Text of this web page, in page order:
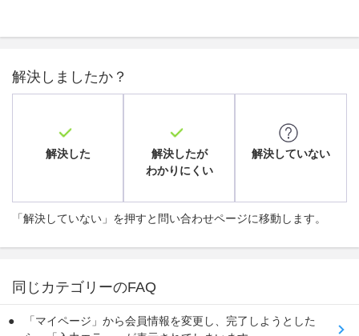
解決しましたか？
解決した
解決したが
わかりにくい
解決していない
「解決していない」を押すと問い合わせページに移動します。
同じカテゴリーのFAQ
「マイページ」から会員情報を変更し、完了しようとした